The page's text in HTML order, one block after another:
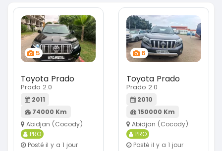
5
Toyota Prado
Prado 2.0
2011
74000 Km
Abidjan (Cocody)
PRO
Posté il y a 1 jour
6
Toyota Prado
Prado 2.0
2010
150000 Km
Abidjan (Cocody)
PRO
Posté il y a 1 jour